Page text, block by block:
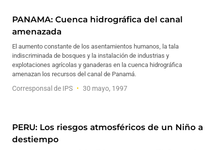
PANAMA: Cuenca hidrográfica del canal
amenazada
El aumento constante de los asentamientos humanos, la tala
indiscriminada de bosques y la instalación de industrias y
explotaciones agrícolas y ganaderas en la cuenca hidrográfica
amenazan los recursos del canal de Panamá.
Corresponsal de IPS 30 mayo, 1997
PERU: Los riesgos atmosféricos de un Niño a
destiempo